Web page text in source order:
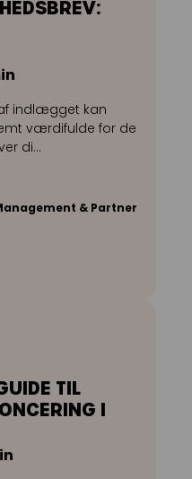
indlægget kan
værdifulde for de
di…
& Partner
TIL
I